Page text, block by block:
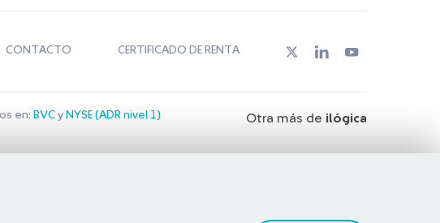
CONTACTO CERTIFICADO DE RENTA
en: BVCy NYSE (ADR nivel 1) Otra más de ilógica